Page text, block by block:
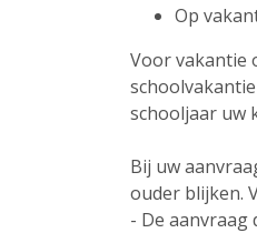
Op
Voor vakantie
schooljaar uw
Bij uw
ouder blijken.
- De